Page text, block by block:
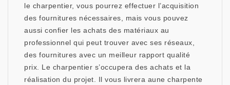
le charpentier, vous pourrez effectuer l’acquisition
des fournitures nécessaires, mais vous pouvez
aussi confier les achats des matériaux au
professionnel qui peut trouver avec ses réseaux,
des fournitures avec un meilleur rapport qualité
prix. Le charpentier s’occupera des achats et la
réalisation du projet. Il vous livrera aune charpente